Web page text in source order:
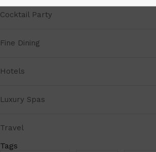
Cocktail Party
Fine Dining
Hotels
Luxury Spas
Travel
Tags